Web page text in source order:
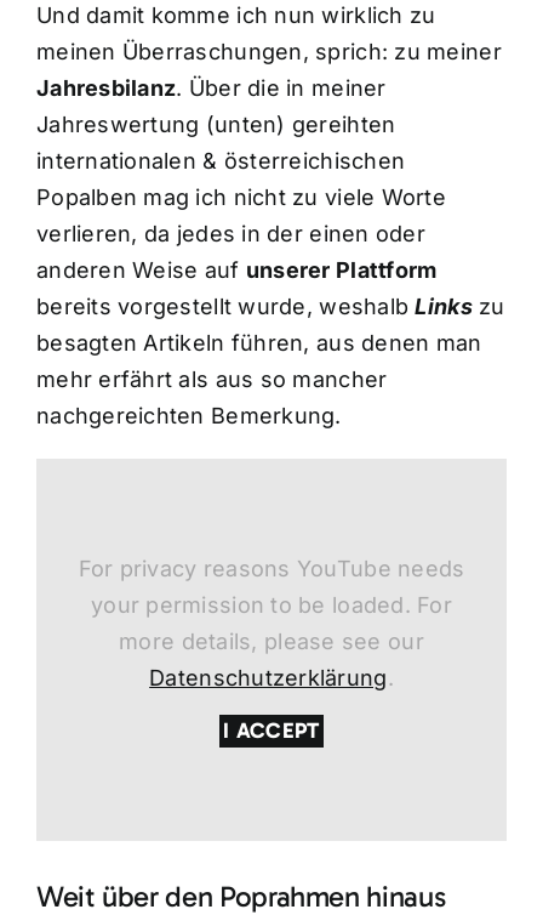
Und damit komme ich nun wirklich zu
meinen Überraschungen, sprich: zu meiner
Jahresbilanz. Über die in meiner
Jahreswertung (unten) gereihten
internationalen & österreichischen
Popalben mag ich nicht zu viele Worte
verlieren, da jedes in der einen oder
anderen Weise auf unserer Plattform
bereits vorgestellt wurde, weshalbLinkszu
besagten Artikeln führen, aus denen man
mehr erfährt als aus so mancher
nachgereichten Bemerkung.
For privacy reasons YouTube needs
your permission to be loaded. For
more details, please see our
Datenschutzerklärung.
I ACCEPT
Weit über den Poprahmen hinaus